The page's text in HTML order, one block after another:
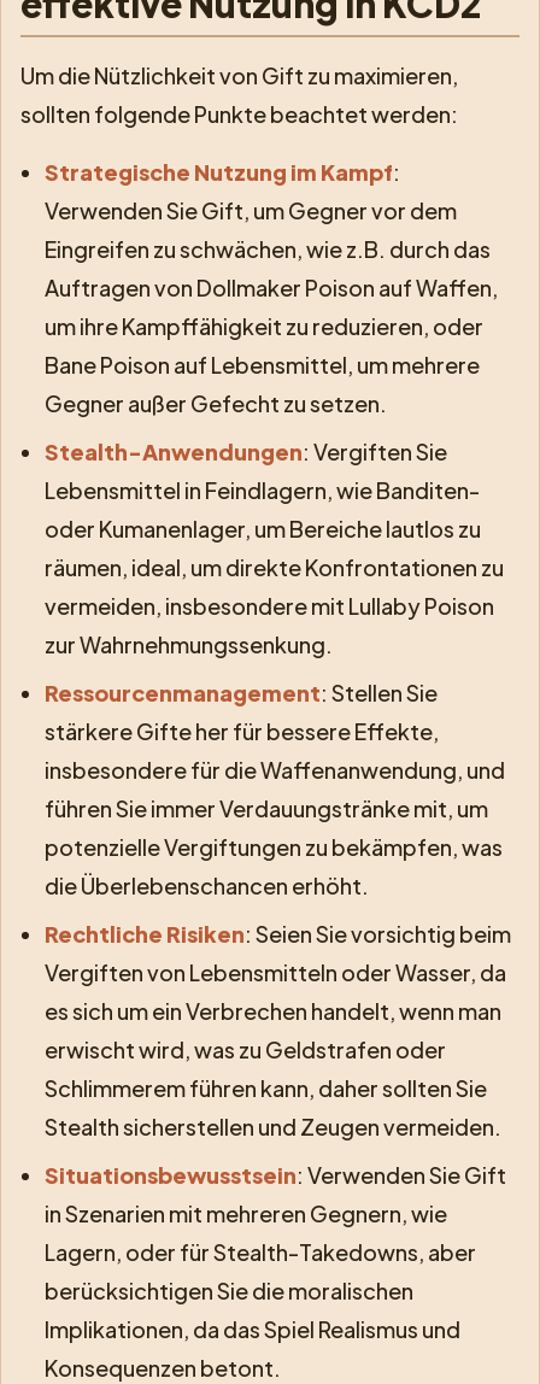
Um die Nützlichkeit von Gift zu maximieren,
sollten folgende Punkte beachtet werden:
Strategische Nutzung im Kampf:
Verwenden Sie Gift, um Gegner vor dem
Eingreifen zu schwächen, wie z.B. durch das
Auftragen von Dollmaker Poison auf Waffen,
um ihre Kampffähigkeit zu reduzieren, oder
Bane Poison auf Lebensmittel, um mehrere
Gegner außer Gefecht zu setzen.
Stealth-Anwendungen: Vergiften Sie
Lebensmittel in Feindlagern, wie Banditen-
oder Kumanenlager, um Bereiche lautlos zu
räumen, ideal, um direkte Konfrontationen zu
vermeiden, insbesondere mit Lullaby Poison
zur Wahrnehmungssenkung.
Ressourcenmanagement: Stellen Sie
stärkere Gifte her für bessere Effekte,
insbesondere für die Waffenanwendung, und
führen Sie immer Verdauungstränke mit, um
potenzielle Vergiftungen zu bekämpfen, was
die Überlebenschancen erhöht.
Rechtliche Risiken: Seien Sie vorsichtig beim
Vergiften von Lebensmitteln oder Wasser, da
es sich um ein Verbrechen handelt, wenn man
erwischt wird, was zu Geldstrafen oder
Schlimmerem führen kann, daher sollten Sie
Stealth sicherstellen und Zeugen vermeiden.
Situationsbewusstsein: Verwenden Sie Gift
in Szenarien mit mehreren Gegnern, wie
Lagern, oder für Stealth-Takedowns, aber
berücksichtigen Sie die moralischen
Implikationen, da das Spiel Realismus und
Konsequenzen betont.